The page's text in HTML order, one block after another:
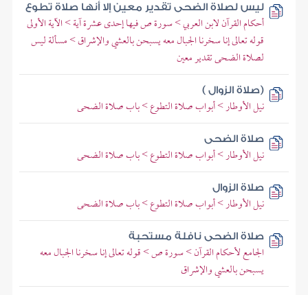
ليس لصلاة الضحى تقدير معين إلا أنها صلاة تطوع
أحكام القرآن لابن العربي > سورة ص فيها إحدى عشرة آية > الآية الأولى
قوله تعالى إنا سخرنا الجبال معه يسبحن بالعشي والإشراق > مسألة ليس
لصلاة الضحى تقدير معين
(صلاة الزوال )
نيل الأوطار > أبواب صلاة التطوع > باب صلاة الضحى
صلاة الضحى
نيل الأوطار > أبواب صلاة التطوع > باب صلاة الضحى
صلاة الزوال
نيل الأوطار > أبواب صلاة التطوع > باب صلاة الضحى
صلاة الضحى نافلة مستحبة
الجامع لأحكام القرآن > سورة ص > قوله تعالى إنا سخرنا الجبال معه
يسبحن بالعشي والإشراق